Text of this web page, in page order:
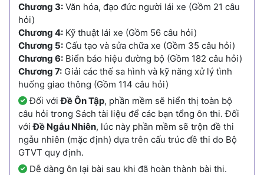
Chương 3: Văn hóa, đạo đức người lái xe (Gồm 21 câu
hỏi)
Chương 4: Kỹ thuật lái xe (Gồm 56 câu hỏi)
Chương 5: Cấu tạo và sửa chữa xe (Gồm 35 câu hỏi)
Chương 6: Biển báo hiệu đường bộ (Gồm 182 câu hỏi)
Chương 7: Giải các thế sa hình và kỹ năng xử lý tình
huống giao thông (Gồm 114 câu hỏi)
Đối vớiĐề Ôn Tập, phần mềm sẽ hiển thị toàn bộ
câu hỏi trong Sách tài liệu để các bạn tổng ôn thi. Đối
vớiĐề Ngẫu Nhiên, lúc này phần mềm sẽ trộn đề thi
ngẫu nhiên (mặc định) dựa trên cấu trúc đề thi do Bộ
GTVT quy định.
Dễ dàng ôn lại bài sau khi đã hoàn thành bài thi.